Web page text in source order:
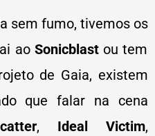
sem fumo, tivemos os
ao Sonicblast ou tem
de Gaia, existem
que falar na cena
, Ideal Victim,